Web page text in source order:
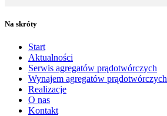
Na skróty
Start
Aktualności
Serwis agregatów prądotwórczych
Wynajem agregatów prądotwórczych
Realizacje
O nas
Kontakt